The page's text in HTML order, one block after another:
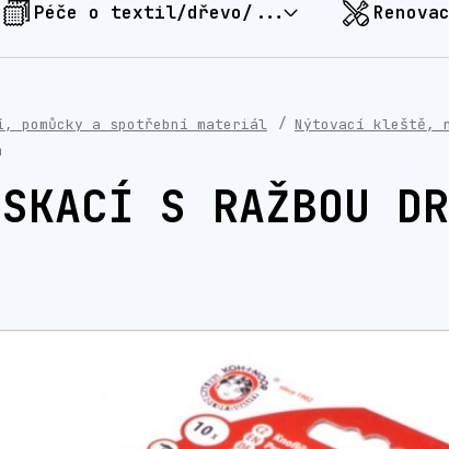
Péče o textil/dřevo/...
pomůcky a spotřební materiál Nýtovací kleště,
S RAŽBOU